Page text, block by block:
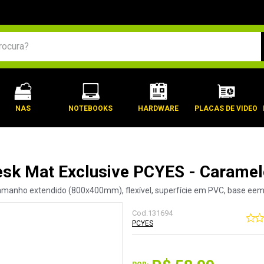
NAS NOTEBOOKS HARDWARE PLACAS DE VIDEO
Mat Exclusive PCYES -
extendido (800x400mm), flexível, superfície em PVC, base
Cod.131694
PCYES